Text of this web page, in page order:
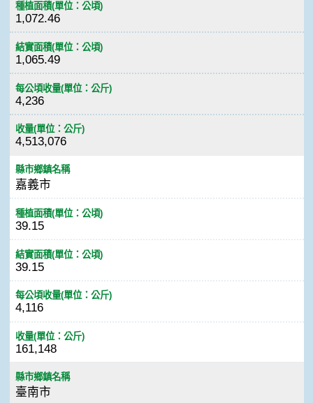
種植面積(單位：公頃)
1,072.46
結實面積(單位：公頃)
1,065.49
每公頃收量(單位：公斤)
4,236
收量(單位：公斤)
4,513,076
縣市鄉鎮名稱
嘉義市
種植面積(單位：公頃)
39.15
結實面積(單位：公頃)
39.15
每公頃收量(單位：公斤)
4,116
收量(單位：公斤)
161,148
縣市鄉鎮名稱
臺南市